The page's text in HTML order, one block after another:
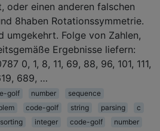
oder einen anderen falschen
8haben Rotationssymmetrie.
umgekehrt. Folge von Zahlen,
Ergebnisse liefern:
0, 1, 8, 11, 69, 88, 96, 101, 111,
689, …
golf number
sequence
code-golf string parsing
c
sorting integer code-golf
number